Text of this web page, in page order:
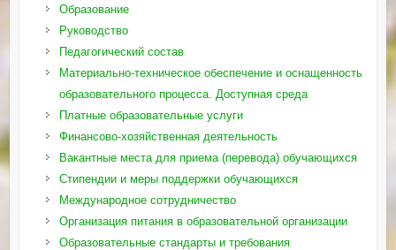
Образование
Руководство
Педагогический состав
Материально-техническое обеспечение и оснащенность
образовательного процесса. Доступная среда
Платные образовательные услуги
Финансово-хозяйственная деятельность
Вакантные места для приема (перевода) обучающихся
Стипендии и меры поддержки обучающихся
Международное сотрудничество
Организация питания в образовательной организации
Образовательные стандарты и требования